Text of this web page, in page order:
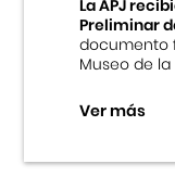
La APJ
Preliminar
documento
Museo de
Ver más